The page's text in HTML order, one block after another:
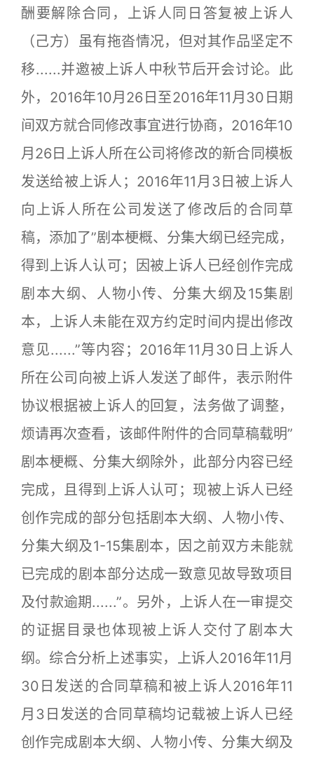
酬要解除合同，上诉人同日答复被上诉人
（己方）虽有拖沓情况，但对其作品坚定不
移......并邀被上诉人中秋节后开会讨论。此
外，2016年10月26日至2016年11月30日期
间双方就合同修改事宜进行协商，2016年10
月26日上诉人所在公司将修改的新合同模板
发送给被上诉人；2016年11月3日被上诉人
向上诉人所在公司发送了修改后的合同草
稿，添加了”剧本梗概、分集大纲已经完成，
得到上诉人认可；因被上诉人已经创作完成
剧本大纲、人物小传、分集大纲及15集剧
本，上诉人未能在双方约定时间内提出修改
意见......”等内容；2016年11月30日上诉人
所在公司向被上诉人发送了邮件，表示附件
协议根据被上诉人的回复，法务做了调整，
烦请再次查看，该邮件附件的合同草稿载明”
剧本梗概、分集大纲除外，此部分内容已经
完成，且得到上诉人认可；现被上诉人已经
创作完成的部分包括剧本大纲、人物小传、
分集大纲及1-15集剧本，因之前双方未能就
已完成的剧本部分达成一致意见故导致项目
及付款逾期......”。另外，上诉人在一审提交
的证据目录也体现被上诉人交付了剧本大
纲。综合分析上述事实，上诉人2016年11月
30日发送的合同草稿和被上诉人2016年11
月3日发送的合同草稿均记载被上诉人已经
创作完成剧本大纲、人物小传、分集大纲及